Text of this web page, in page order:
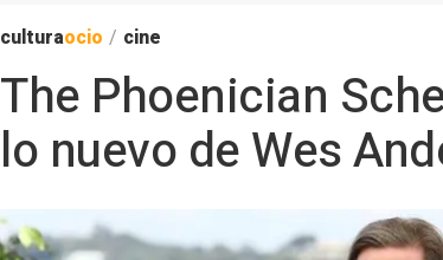
culturaocio / cine
The Phoenician
lo nuevo de Wes